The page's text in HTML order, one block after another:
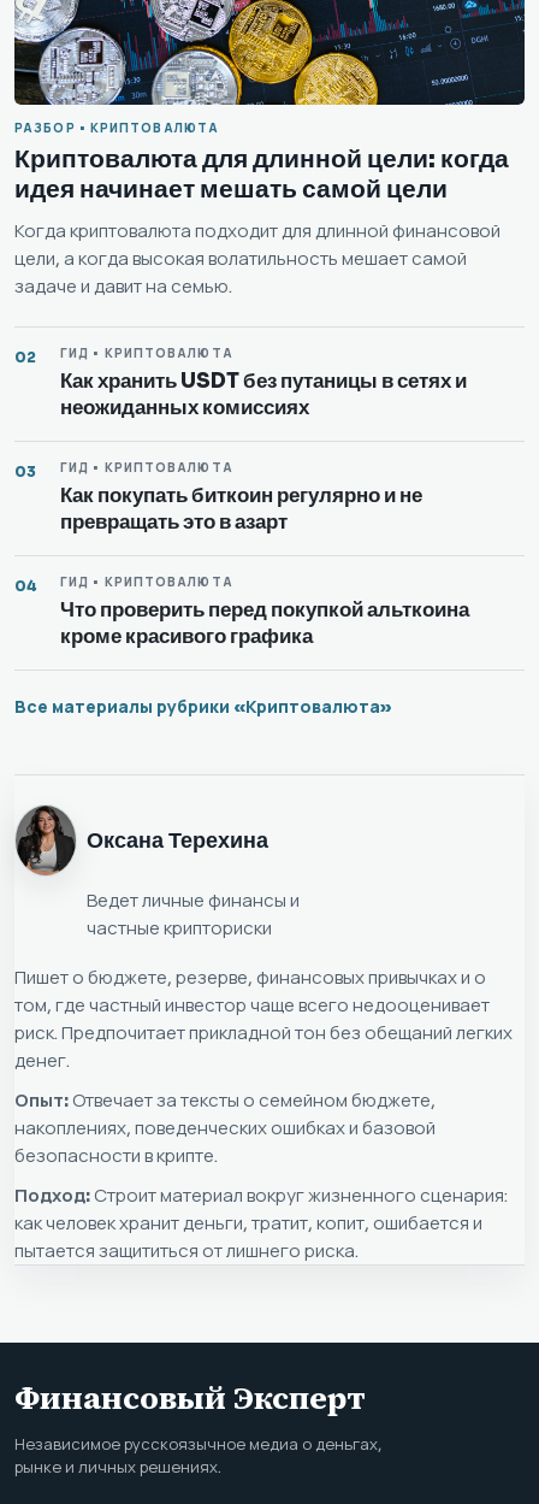
РАЗБОР • КРИПТОВАЛЮТА
Криптовалюта для длинной цели: когда
идея начинает мешать самой цели
Когда криптовалюта подходит для длинной финансовой
цели, а когда высокая волатильность мешает самой
задаче и давит на семью.
02 ГИД • КРИПТОВАЛЮТА
Как хранить USDT без путаницы в сетях и
неожиданных комиссиях
03 ГИД • КРИПТОВАЛЮТА
Как покупать биткоин регулярно и не
превращать это в азарт
04 ГИД • КРИПТОВАЛЮТА
Что проверить перед покупкой альткоина
кроме красивого графика
Все материалы рубрики «Криптовалюта»
Оксана Терехина
Ведет личные финансы и
частные крипториски
Пишет о бюджете, резерве, финансовых привычках и о
том, где частный инвестор чаще всего недооценивает
риск. Предпочитает прикладной тон без обещаний легких
денег.
Опыт: Отвечает за тексты о семейном бюджете,
накоплениях, поведенческих ошибках и базовой
безопасности в крипте.
Подход: Строит материал вокруг жизненного сценария:
как человек хранит деньги, тратит, копит, ошибается и
пытается защититься от лишнего риска.
Финансовый Эксперт
Независимое русскоязычное медиа о деньгах,
рынке и личных решениях.